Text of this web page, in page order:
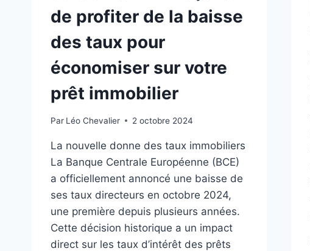
de profiter de la baisse
des taux pour
économiser sur votre
prêt immobilier
Par Léo Chevalier 2 octobre 2024
La nouvelle donne des taux immobiliers
La Banque Centrale Européenne (BCE)
a officiellement annoncé une baisse de
ses taux directeurs en octobre 2024,
une première depuis plusieurs années.
Cette décision historique a un impact
direct sur les taux d’intérêt des prêts